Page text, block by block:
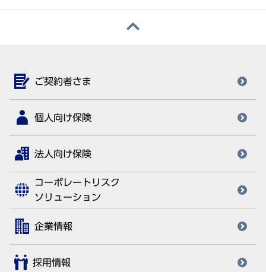
ご契約者さま
個人向け保険
法人向け保険
コーポレートリスク
ソリューション
企業情報
採用情報